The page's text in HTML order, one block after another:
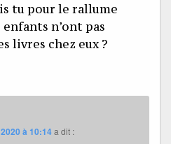
tu pour le rallume
n’ont pas
livres chez eux ?
à 10:14a dit :